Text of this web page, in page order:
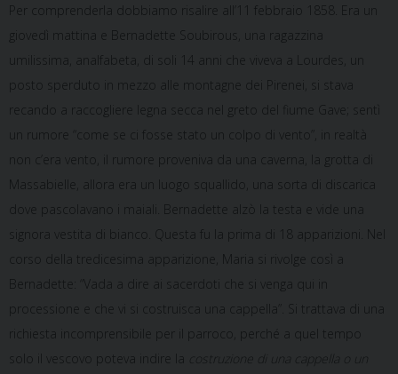
Per comprenderla dobbiamo risalire all’11 febbraio 1858. Era un
giovedì mattina e Bernadette Soubirous, una ragazzina
umilissima, analfabeta, di soli 14 anni che viveva a Lourdes, un
posto sperduto in mezzo alle montagne dei Pirenei, si stava
recando a raccogliere legna secca nel greto del fiume Gave; sentì
un rumore “come se ci fosse stato un colpo di vento”, in realtà
non c’era vento, il rumore proveniva da una caverna, la grotta di
Massabielle, allora era un luogo squallido, una sorta di discarica
dove pascolavano i maiali. Bernadette alzò la testa e vide una
signora vestita di bianco. Questa fu la prima di 18 apparizioni. Nel
corso della tredicesima apparizione, Maria si rivolge così a
Bernadette: “Vada a dire ai sacerdoti che si venga qui in
processione e che vi si costruisca una cappella”. Si trattava di una
richiesta incomprensibile per il parroco, perché a quel tempo
solo il vescovo poteva indire la